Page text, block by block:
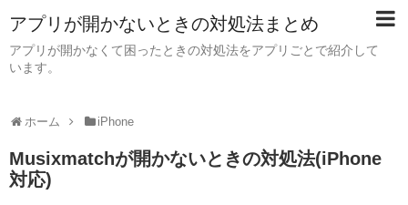
アプリが開かないときの対処法まとめ
アプリが開かなくて困ったときの対処法をアプリごとで紹介して
います。
ホーム iPhone
Musixmatchが開かないときの対処法(iPhone
対応)